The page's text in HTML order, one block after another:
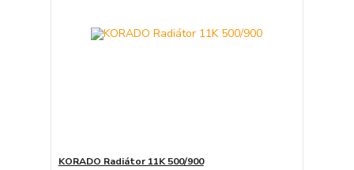
KORADO Radiátor 11K 500/900